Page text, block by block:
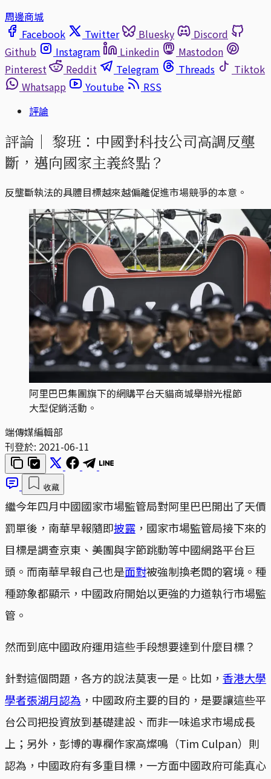
周邊商城
Facebook
Twitter Bluesky
Discord
Github
Instagram Linkedin
Mastodon
Pinterest
Reddit Telegram Threads
Tiktok
Whatsapp
Youtube
RSS
評論
評論｜ 黎班：中國對科技公司高調反壟
斷，邁向國家主義終點？
反壟斷執法的具體目標越來越偏離促進市場競爭的本意。
阿里巴巴集團旗下的網購平台天貓商城舉辦光棍節
大型促銷活動。
端傳媒編輯部
刊登於: 2021-06-11
收藏
繼今年四月中國國家市場監管局對阿里巴巴開出了天價
罰單後，南華早報隨即披露 ，國家市場監管局接下來的
目標是調查京東、美團與字節跳動等中國網路平台巨
頭。而南華早報自己也是面對被強制換老闆的窘境。種
種跡象都顯示，中國政府開始以更強的力道執行市場監
管。
然而到底中國政府運用這些手段想要達到什麼目標？
針對這個問題，各方的說法莫衷一是。比如， 香港大學
學者張湖月認為 ，中國政府主要的目的，是要讓這些平
台公司把投資放到基礎建設、而非一味追求市場成長
上；另外，彭博的專欄作家高燦鳴（Tim Culpan）則
認為，中國政府有多重目標，一方面中國政府可能真心